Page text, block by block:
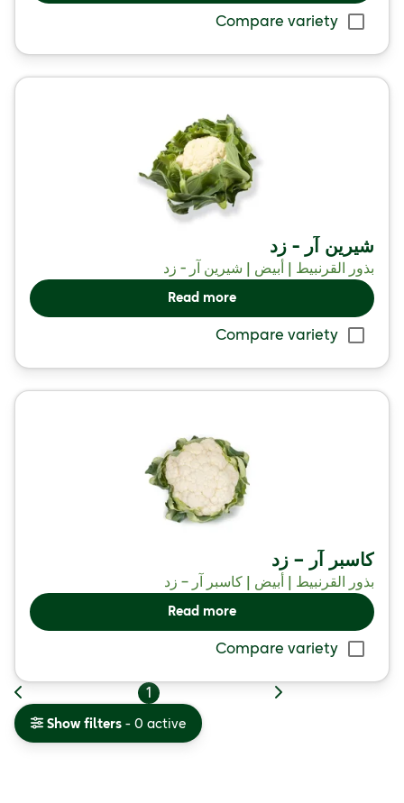
Compare variety
شيرين آر - زد
بذور القرنبيط | أبيض | شيرين آر - زد
Read more
Compare variety
كاسبر آر – زد
بذور القرنبيط | أبيض | كاسبر آر – زد
Read more
Compare variety
1
Show filters - 0 active